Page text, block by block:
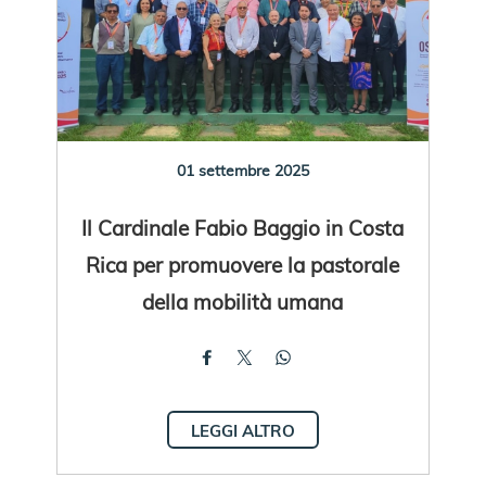
01 settembre 2025
Il Cardinale Fabio Baggio in Costa
Rica per promuovere la pastorale
della mobilità umana
LEGGI ALTRO